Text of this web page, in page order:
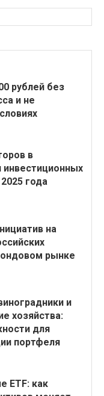
рублей без
и не
в
года
на
рынке
и
хозяйства:
для
портфеля
ETF: как